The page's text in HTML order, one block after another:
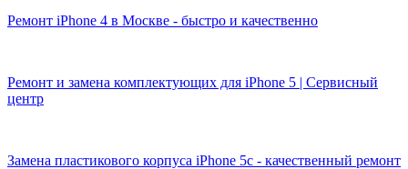
Ремонт iPhone 4 в Москве - быстро и качественно
Ремонт и замена комплектующих для iPhone 5 | Сервисный
центр
Замена пластикового корпуса iPhone 5c - качественный ремонт